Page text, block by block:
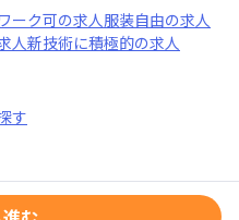
ーク可の求人服装自由の求人
人新技術に積極的の求人
す